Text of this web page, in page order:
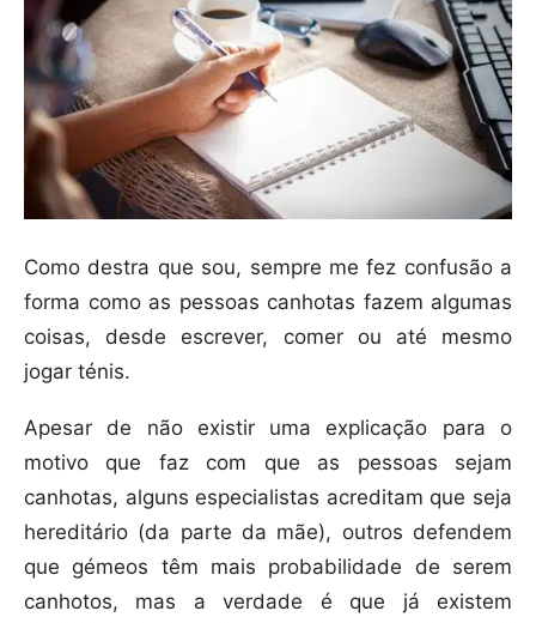
Como destra que sou, sempre me fez confusão a
forma como as pessoas canhotas fazem algumas
coisas, desde escrever, comer ou até mesmo
jogar ténis.
Apesar de não existir uma explicação para o
motivo que faz com que as pessoas sejam
canhotas, alguns especialistas acreditam que seja
hereditário (da parte da mãe), outros defendem
que gémeos têm mais probabilidade de serem
canhotos, mas a verdade é que já existem